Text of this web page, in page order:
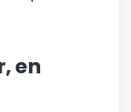
en